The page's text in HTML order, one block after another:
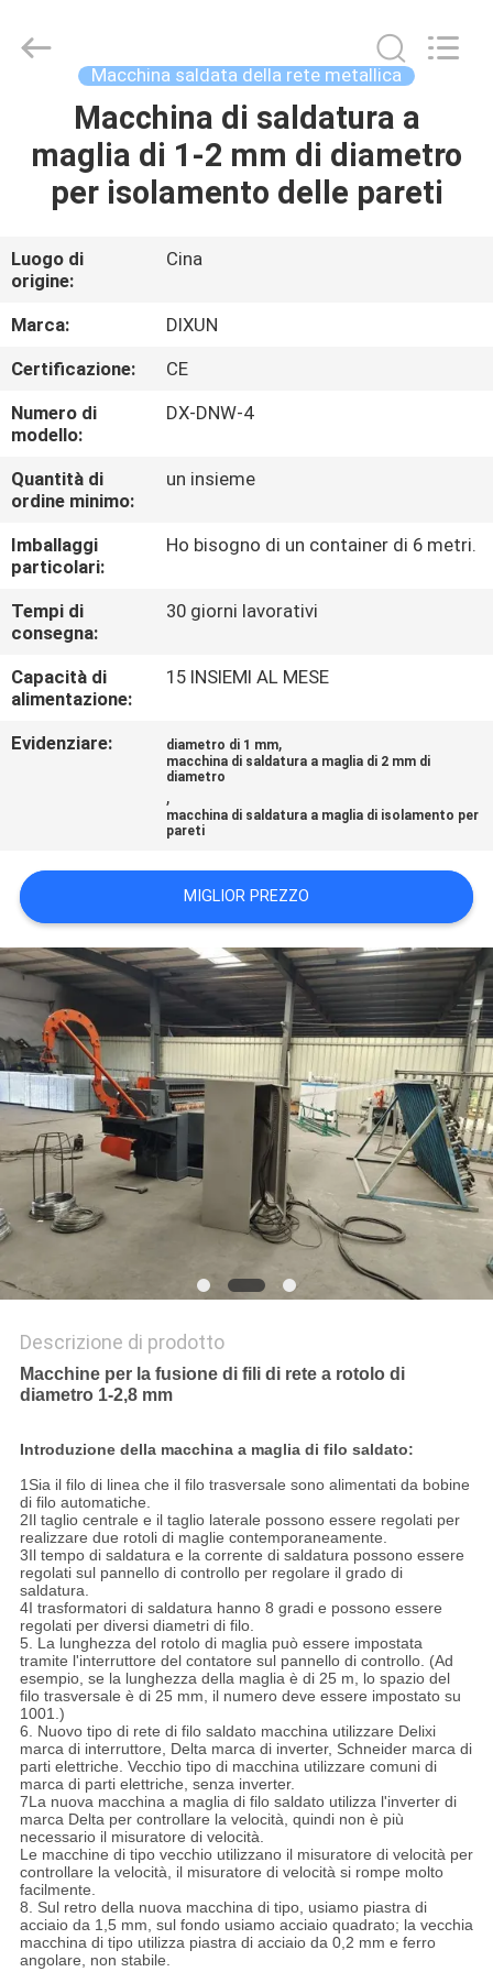
CASA
PRODOTTI
MANIFESTAZIONE
DI
VR
CIRCA
NOI
GIRO
DELLA
FABBRICA
CONTROLLO
DI
QUALITÀ
CONTATTICI
RICHIEDA
CITAZIONE
MAPPA
DEL
SITO
PRIVACY
POLICY
Mesh
Products
Macchina saldata della rete metallica
Macchina di saldatura a
maglia di 1-2 mm di diametro
per isolamento delle pareti
Luogo di
origine:
Cina
Marca:
DIXUN
Certificazione:
CE
Numero di
modello:
DX-DNW-4
Quantità di
ordine minimo:
un insieme
Imballaggi
particolari:
Ho bisogno di un container di 6 metri.
Tempi di
consegna:
30 giorni lavorativi
Capacità di
alimentazione:
15 INSIEMI AL MESE
Evidenziare: diametro di 1 mm,
macchina di saldatura a maglia di 2 mm di
diametro
,
macchina di saldatura a maglia di isolamento per
pareti
MIGLIOR PREZZO
Descrizione di prodotto
Macchine per la fusione di fili di rete a rotolo di
diametro 1-2,8 mm
Introduzione della macchina a maglia di filo saldato:
1Sia il filo di linea che il filo trasversale sono alimentati da bobine
di filo automatiche.
2Il taglio centrale e il taglio laterale possono essere regolati per
realizzare due rotoli di maglie contemporaneamente.
3Il tempo di saldatura e la corrente di saldatura possono essere
regolati sul pannello di controllo per regolare il grado di
saldatura.
4I trasformatori di saldatura hanno 8 gradi e possono essere
regolati per diversi diametri di filo.
5. La lunghezza del rotolo di maglia può essere impostata
tramite l'interruttore del contatore sul pannello di controllo. (Ad
esempio, se la lunghezza della maglia è di 25 m, lo spazio del
filo trasversale è di 25 mm, il numero deve essere impostato su
1001.)
6. Nuovo tipo di rete di filo saldato macchina utilizzare Delixi
marca di interruttore, Delta marca di inverter, Schneider marca di
parti elettriche. Vecchio tipo di macchina utilizzare comuni di
marca di parti elettriche, senza inverter.
7La nuova macchina a maglia di filo saldato utilizza l'inverter di
marca Delta per controllare la velocità, quindi non è più
necessario il misuratore di velocità.
Le macchine di tipo vecchio utilizzano il misuratore di velocità per
controllare la velocità, il misuratore di velocità si rompe molto
facilmente.
8. Sul retro della nuova macchina di tipo, usiamo piastra di
acciaio da 1,5 mm, sul fondo usiamo acciaio quadrato; la vecchia
macchina di tipo utilizza piastra di acciaio da 0,2 mm e ferro
angolare, non stabile.